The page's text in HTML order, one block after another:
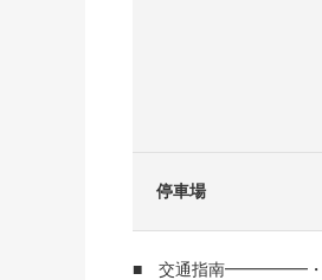
停車場
■ 交通指南━━━━━